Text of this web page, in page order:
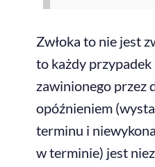
Zwłoka to nie jest
to każdy przypadek
zawinionego przez
opóźnieniem
terminu i
w terminie) jest